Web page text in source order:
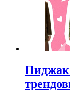
Пиджак